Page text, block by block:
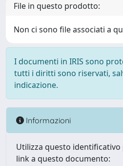
File in questo prodotto:
Non ci sono file associati a
I documenti in IRIS sono
tutti i diritti sono riservati,
indicazione.
Informazioni
Utilizza questo
link a questo documento: